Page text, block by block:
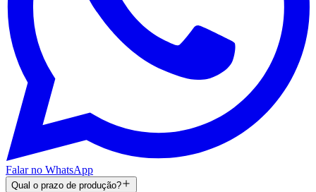
Falar no WhatsApp
Qual o prazo de produção?